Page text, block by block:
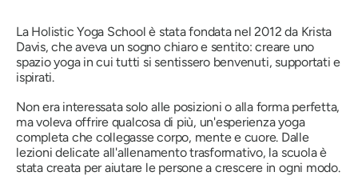
La Holistic Yoga School è stata fondata nel 2012 da Krista
Davis, che aveva un sogno chiaro e sentito: creare uno
spazio yoga in cuitutti si sentissero benvenuti, supportati e
ispirati.
Non era interessata solo alle posizioni o alla forma perfetta,
ma voleva offrire qualcosa di più, un'esperienza yoga
completa che collegasse corpo, mente e cuore. Dalle
lezioni delicate all'allenamento trasformativo, la scuola è
stata creata per aiutare le persone a crescere in ogni modo.